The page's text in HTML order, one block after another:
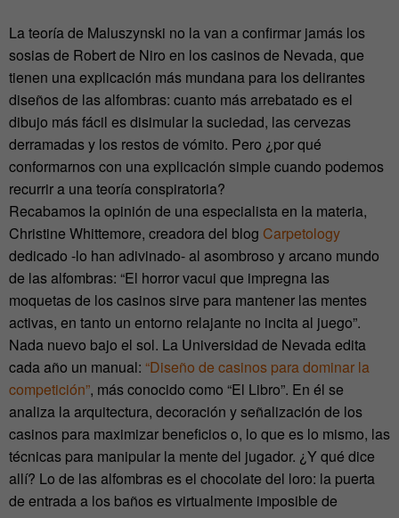
La teoría de Maluszynski no la van a confirmar jamás los
sosias de Robert de Niro en los casinos de Nevada, que
tienen una explicación más mundana para los delirantes
diseños de las alfombras: cuanto más arrebatado es el
dibujo más fácil es disimular la suciedad, las cervezas
derramadas y los restos de vómito. Pero ¿por qué
conformarnos con una explicación simple cuando podemos
recurrir a una teoría conspiratoria?
Recabamos la opinión de una especialista en la materia,
Christine Whittemore, creadora del blog Carpetology
dedicado -lo han adivinado- al asombroso y arcano mundo
de las alfombras: “El horror vacui que impregna las
moquetas de los casinos sirve para mantener las mentes
activas, en tanto un entorno relajante no incita al juego”.
Nada nuevo bajo el sol. La Universidad de Nevada edita
cada año un manual: “Diseño de casinos para dominar la
competición”, más conocido como “El Libro”. En él se
analiza la arquitectura, decoración y señalización de los
casinos para maximizar beneficios o, lo que es lo mismo, las
técnicas para manipular la mente del jugador. ¿Y qué dice
allí? Lo de las alfombras es el chocolate del loro: la puerta
de entrada a los baños es virtualmente imposible de